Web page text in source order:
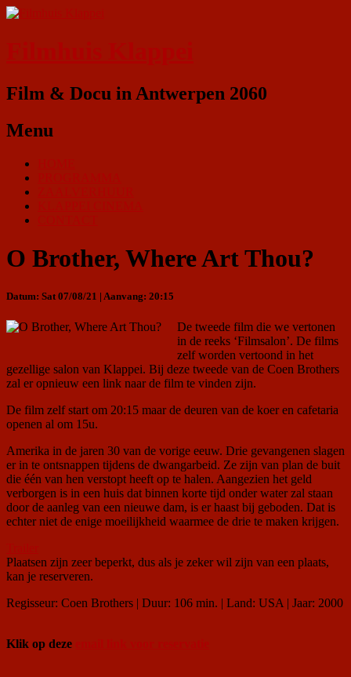
Film & Docu in Antwerpen 2060
Menu
O Brother, Where Art Thou?
Datum: Sat 07/08/21 | Aanvang: 20:15
De tweede film die we vertonen
in de reeks ‘Filmsalon’. De films
zelf worden vertoond in het
gezellige salon van Klappei. Bij deze tweede van de Coen Brothers
zal er opnieuw een link naar de film te vinden zijn.
De film zelf start om 20:15 maar de deuren van de koer en cafetaria
openen al om 15u.
Amerika in de jaren 30 van de vorige eeuw. Drie gevangenen slagen
er in te ontsnappen tijdens de dwangarbeid. Ze zijn van plan de buit
die één van hen verstopt heeft op te halen. Aangezien het geld
verborgen is in een huis dat binnen korte tijd onder water zal staan
door de aanleg van een nieuwe dam, is er haast bij geboden. Dat is
echter niet de enige moeilijkheid waarmee de drie te maken krijgen.
Plaatsen zijn zeer beperkt, dus als je zeker wil zijn van een plaats,
kan je reserveren.
Regisseur: Coen Brothers | Duur: 106 min. | Land: USA | Jaar: 2000
Klik op deze